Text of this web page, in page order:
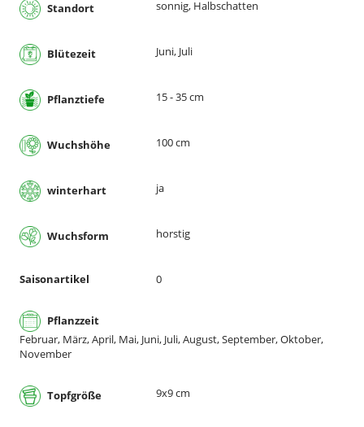
Standort sonnig, Halbschatten
Blütezeit Juni, Juli
Pflanztiefe 15 - 35 cm
Wuchshöhe 100 cm
winterhart ja
Wuchsform horstig
Saisonartikel 0
Pflanzzeit
Februar, März, April, Mai, Juni, Juli, August, September, Oktober,
November
Topfgröße 9x9 cm